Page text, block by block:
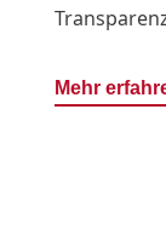
Mehr